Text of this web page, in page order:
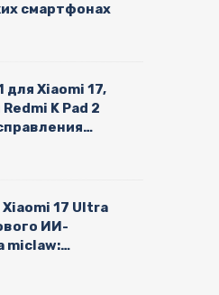
смартфонах
для Xiaomi 17,
K Pad 2
и
Xiaomi 17 Ultra
ИИ-
miclaw:
глобальное